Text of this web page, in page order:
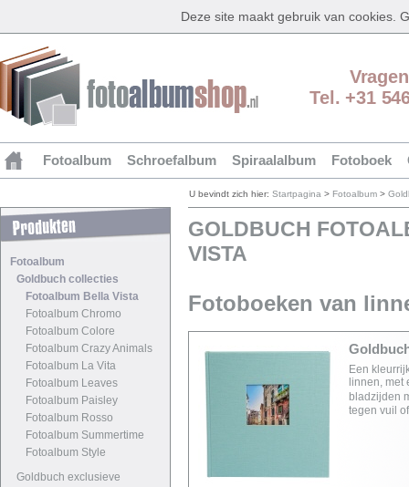
Deze site maakt gebruik van cookies.
Tel. +31
Fotoalbum Schroefalbum Spiraalalbum Fotoboek
Fotoalbum
Goldbuch collecties
Fotoalbum Bella Vista
Fotoalbum Chromo
Fotoalbum Colore
Fotoalbum Crazy Animals
Fotoalbum La Vita
Fotoalbum Leaves
Fotoalbum Paisley
Fotoalbum Rosso
Fotoalbum Summertime
Fotoalbum Style
Goldbuch exclusieve
U bevindt zich hier: Startpagina > Fotoalbum >
GOLDBUCH
VISTA
Fotoboeken van
Een
linnen, met
bladzijden
tegen vuil